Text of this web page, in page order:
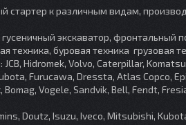
к различным видам,
экскаватор, фронтальный
техника, буровая техника грузовая
Hidromek, Volvo, Caterpillar,
Furucawa, Dressta, Atlas Copco,
Vogele, Sandvik, Bell, Fendt,
Doutz, Isuzu, Iveco, Mitsubishi,